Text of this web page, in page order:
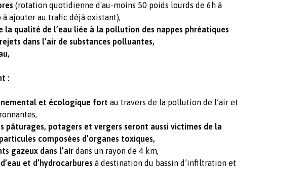
(rotation quotidienne d'au-moins 50 poids lourds de 6h à
à ajouter au trafic déjà existant),
la qualité de l’eau liée à la pollution des nappes phréatiques
dans l’air de substances polluantes,
:
et écologique fort au travers de la pollution de l’air et
pâturages, potagers et vergers seront aussi victimes de la
composées d’organes toxiques,
gazeux dans l’air dans un rayon de 4 km,
et d’hydrocarbures à destination du bassin d’infiltration et